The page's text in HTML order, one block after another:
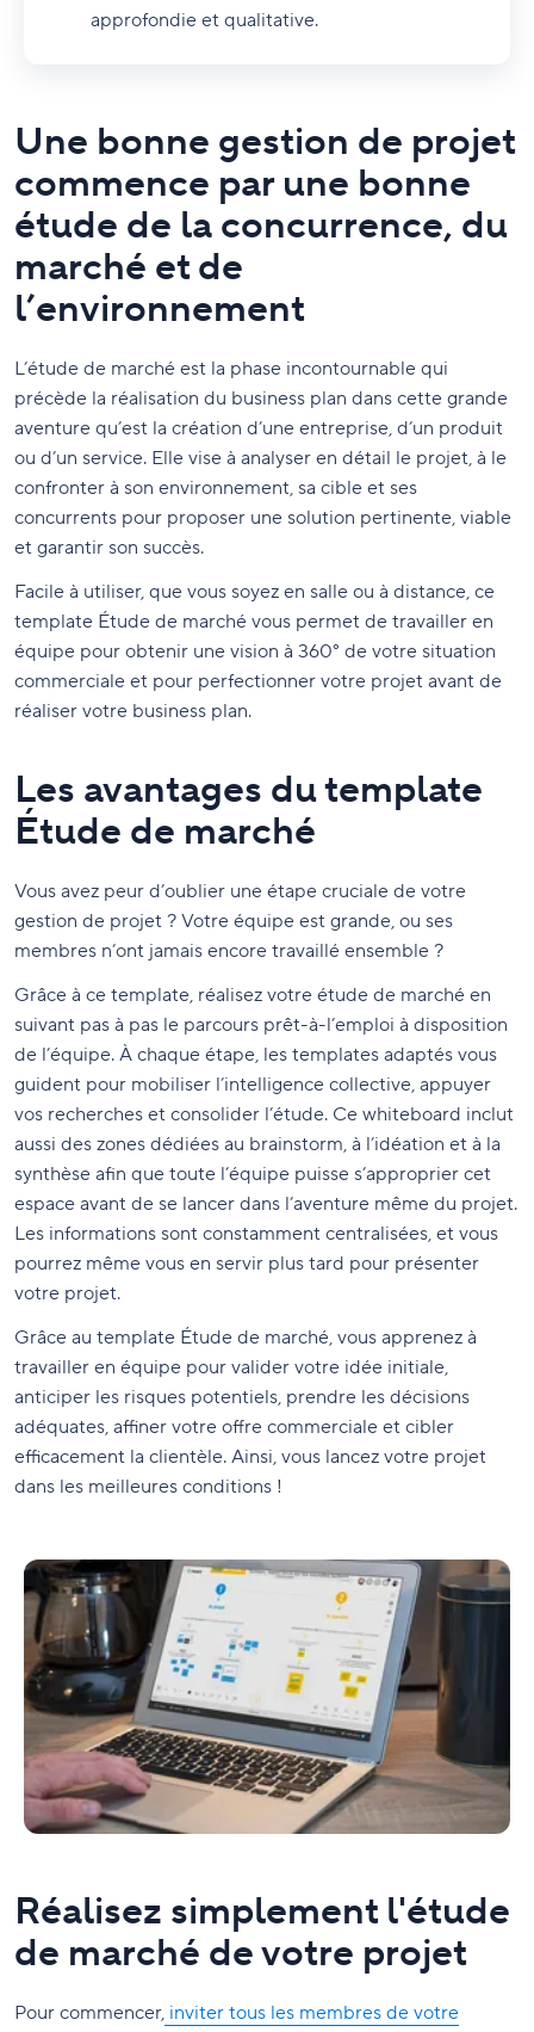
approfondie et qualitative.
Une bonne gestion de projet
commence par une bonne
étude de la concurrence, du
marché et de
l’environnement
L’étude de marché est la phase incontournable qui
précède la réalisation du business plan dans cette grande
aventure qu’est la création d’une entreprise, d’un produit
ou d’un service. Elle vise à analyser en détail le projet, à le
confronter à son environnement, sa cible et ses
concurrents pour proposer une solution pertinente, viable
et garantir son succès.
Facile à utiliser, que vous soyez en salle ou à distance, ce
template Étude de marché vous permet de travailler en
équipe pour obtenir une vision à 360° de votre situation
commerciale et pour perfectionner votre projet avant de
réaliser votre business plan.
Les avantages du template
Étude de marché
Vous avez peur d’oublier une étape cruciale de votre
gestion de projet ? Votre équipe est grande, ou ses
membres n’ont jamais encore travaillé ensemble ?
Grâce à ce template, réalisez votre étude de marché en
suivant pas à pas le parcours prêt-à-l’emploi à disposition
de l’équipe. À chaque étape, les templates adaptés vous
guident pour mobiliser l’intelligence collective, appuyer
vos recherches et consolider l’étude. Ce whiteboard inclut
aussi des zones dédiées au brainstorm, à l’idéation et à la
synthèse afin que toute l’équipe puisse s’approprier cet
espace avant de se lancer dans l’aventure même du projet.
Les informations sont constamment centralisées, et vous
pourrez même vous en servir plus tard pour présenter
votre projet.
Grâce au template Étude de marché, vous apprenez à
travailler en équipe pour valider votre idée initiale,
anticiper les risques potentiels, prendre les décisions
adéquates, affiner votre offre commerciale et cibler
efficacement la clientèle. Ainsi, vous lancez votre projet
dans les meilleures conditions !
Réalisez simplement l'étude
de marché de votre projet
Pour commencer, inviter tous les membres de votre